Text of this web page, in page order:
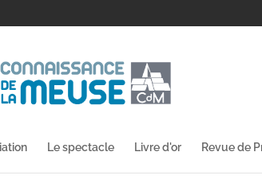
Le spectacle Livre d'or Revue de